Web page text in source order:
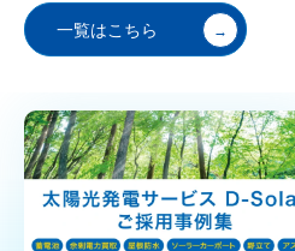
一覧はこちら